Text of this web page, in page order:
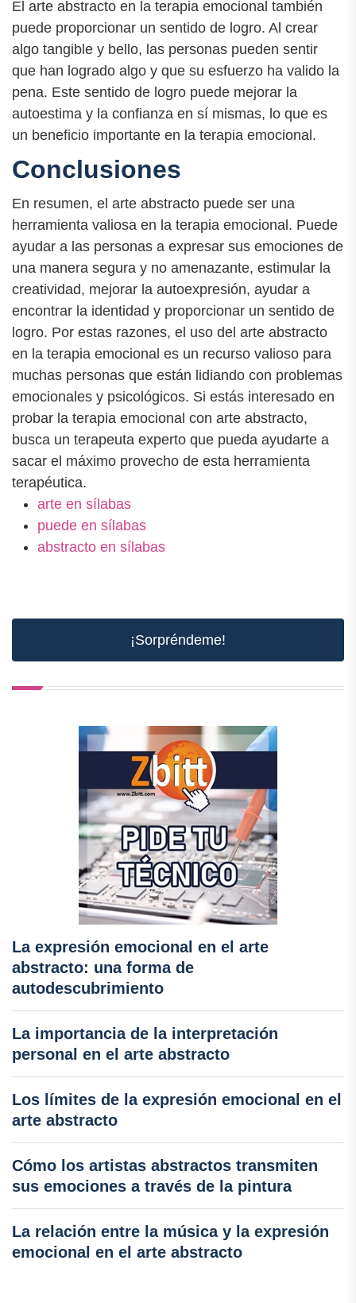
El arte abstracto en la terapia emocional también
puede proporcionar un sentido de logro. Al crear
algo tangible y bello, las personas pueden sentir
que han logrado algo y que su esfuerzo ha valido la
pena. Este sentido de logro puede mejorar la
autoestima y la confianza en sí mismas, lo que es
un beneficio importante en la terapia emocional.
Conclusiones
En resumen, el arte abstracto puede ser una
herramienta valiosa en la terapia emocional. Puede
ayudar a las personas a expresar sus emociones de
una manera segura y no amenazante, estimular la
creatividad, mejorar la autoexpresión, ayudar a
encontrar la identidad y proporcionar un sentido de
logro. Por estas razones, el uso del arte abstracto
en la terapia emocional es un recurso valioso para
muchas personas que están lidiando con problemas
emocionales y psicológicos. Si estás interesado en
probar la terapia emocional con arte abstracto,
busca un terapeuta experto que pueda ayudarte a
sacar el máximo provecho de esta herramienta
terapéutica.
arte en sílabas
puede en sílabas
abstracto en sílabas
¡Sorpréndeme!
La expresión emocional en el arte
abstracto: una forma de
autodescubrimiento
La importancia de la interpretación
personal en el arte abstracto
Los límites de la expresión emocional en el
arte abstracto
Cómo los artistas abstractos transmiten
sus emociones a través de la pintura
La relación entre la música y la expresión
emocional en el arte abstracto